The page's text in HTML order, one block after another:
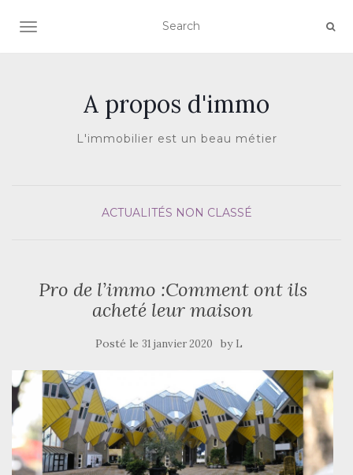
AFFICHER/MASQUER LA NAVIGATION
A propos d'immo
L'immobilier est un beau métier
ACTUALITÉS NON CLASSÉ
Pro de l’immo :Comment ont ils
acheté leur maison
Posté le 31 janvier 2020 by L